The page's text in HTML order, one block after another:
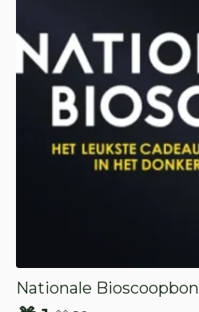
Nationale Bioscoopbon